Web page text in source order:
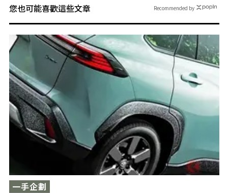
您也可能喜歡這些文章
一手企劃
Recommended by